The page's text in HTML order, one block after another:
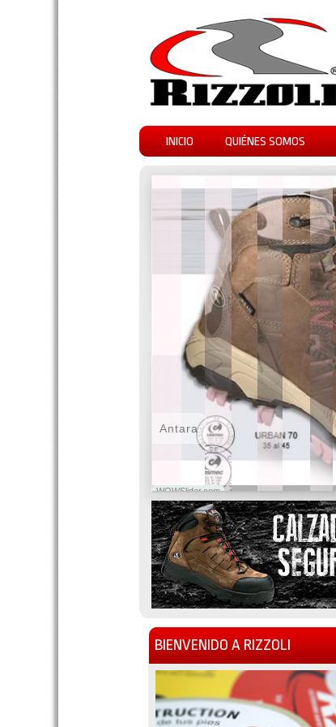
INICIO QUIÉNES SOMOS
WOWSlider.com
Antara
BIENVENIDO A RIZZOLI